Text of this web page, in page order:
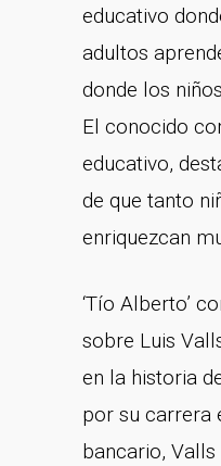
educativo
adultos
donde los
El conocido
educativo,
de que tanto
enriquezcan
‘Tío Alberto’
sobre Luis
en la historia
por su carrera
bancario,